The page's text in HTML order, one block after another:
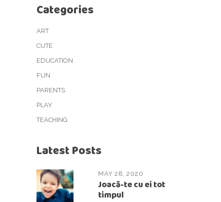
Categories
ART
CUTE
EDUCATION
FUN
PARENTS
PLAY
TEACHING
Latest Posts
MAY 28, 2020
Joacă-te cu ei tot
timpul